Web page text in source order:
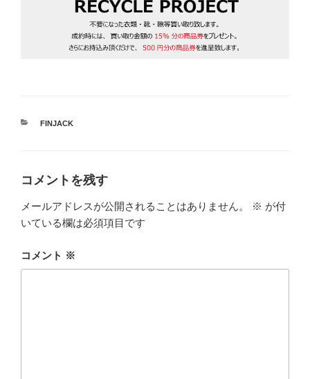
カ
FINJACK
コメントを残す
メールアドレスが公開されることはありません。 ※ が付
いている欄は必須項目です
コメント ※